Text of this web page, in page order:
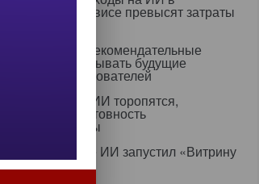
клиентском сервисе превысят затраты
В VK научили рекомендательные
алгоритмы учитывать будущие
интересы пользователей
С внедрением ИИ торопятся,
игнорируя неготовность
инфраструктуры
Альянс в сфере ИИ запустил «Витрину
кейсов»